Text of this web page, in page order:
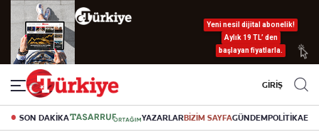
Yeni nesil dijital abonelik!
Aylık 19 TL’ den
başlayan fiyatlarla.
GİRİŞ
SON DAKİKA YAZARLARBİZİM SAYFAGÜNDEMPOLİTİKA